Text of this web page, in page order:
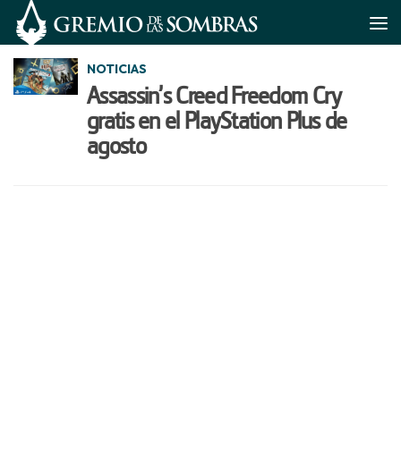
Saltar al contenido
NOTICIAS
Assassin’s Creed Freedom Cry
gratis en el PlayStation Plus de
agosto